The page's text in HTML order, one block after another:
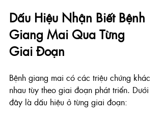
Dấu Hiệu Nhận Biết Bệnh
Giang Mai Qua Từng
Giai Đoạn
Bệnh giang mai có các triệu chứng khác
nhau tùy theo giai đoạn phát triển. Dưới
đây là dấu hiệu ở từng giai đoạn: